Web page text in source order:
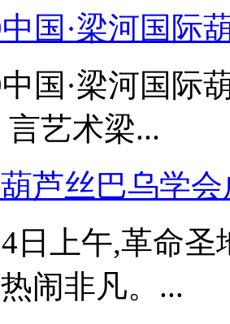
国·梁河国际
国·梁河国际
言艺术梁...
芦丝巴乌学
日上午,革命
闹非凡。...